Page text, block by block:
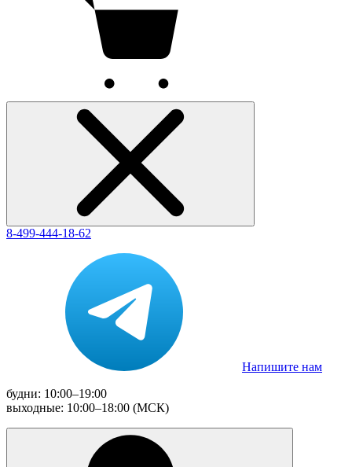
8-499-444-18-62
Напишите нам
будни: 10:00–19:00
выходные: 10:00–18:00 (МСК)